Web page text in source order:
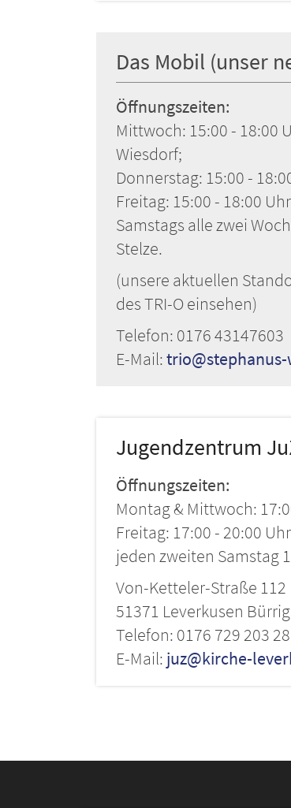
Das Mobil (unser
Öffnungszeiten:
Mittwoch: 15:00 - 18:00
Wiesdorf;
Donnerstag: 15:00 -
Freitag: 15:00 - 18:00
Samstags alle zwei
Stelze.
(unsere aktuellen
des TRI-O einsehen)
Telefon: 0176 43147603
E-Mail:
Jugendzentrum
Öffnungszeiten:
Montag & Mittwoch:
Freitag: 17:00 - 20:00
jeden zweiten Samstag
Von-Ketteler-Straße 112
51371 Leverkusen Bürrig
Telefon: 0176 729 203 28
E-Mail: juz@kirche-